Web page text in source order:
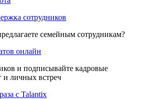
сотрудников
семейным сотрудникам?
онлайн
и подписывайте кадровые
и личных встреч
с Talantix